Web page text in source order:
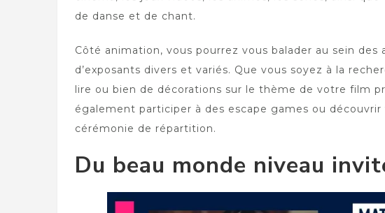
de danse et de chant.
Côté animation, vous pourrez vous balader au sein
d’exposants divers et variés. Que vous soyez à la
lire ou bien de décorations sur le thème de votre film
également participer à des escape games ou
cérémonie de répartition.
Du beau monde niveau